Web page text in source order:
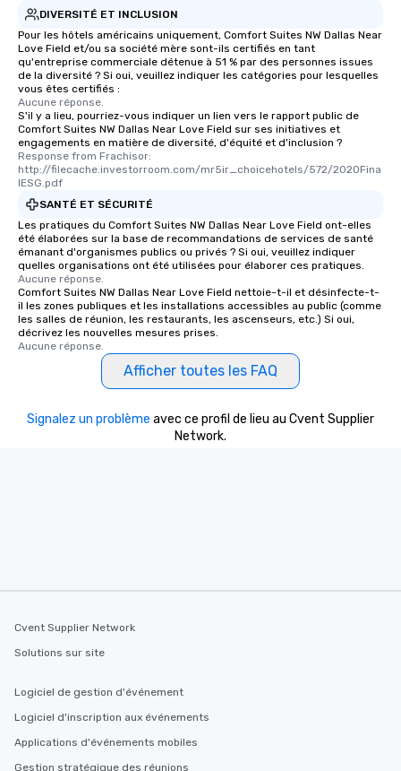
DIVERSITÉ ET INCLUSION
Pour les hôtels américains uniquement, Comfort Suites NW Dallas Near
Love Field et/ou sa société mère sont-ils certifiés en tant
qu'entreprise commerciale détenue à 51 % par des personnes issues
de la diversité ? Si oui, veuillez indiquer les catégories pour lesquelles
vous êtes certifiés :
Aucune réponse.
S'il y a lieu, pourriez-vous indiquer un lien vers le rapport public de
Comfort Suites NW Dallas Near Love Field sur ses initiatives et
engagements en matière de diversité, d'équité et d'inclusion ?
Response from Frachisor:
http://filecache.investorroom.com/mr5ir_choicehotels/572/2020Fina
lESG.pdf
SANTÉ ET SÉCURITÉ
Les pratiques du Comfort Suites NW Dallas Near Love Field ont-elles
été élaborées sur la base de recommandations de services de santé
émanant d'organismes publics ou privés ? Si oui, veuillez indiquer
quelles organisations ont été utilisées pour élaborer ces pratiques.
Aucune réponse.
Comfort Suites NW Dallas Near Love Field nettoie-t-il et désinfecte-t-
il les zones publiques et les installations accessibles au public (comme
les salles de réunion, les restaurants, les ascenseurs, etc.) Si oui,
décrivez les nouvelles mesures prises.
Aucune réponse.
Afficher toutes les FAQ
Signalez un problème avec ce profil de lieu au Cvent Supplier
Network.
Cvent Supplier Network
Solutions sur site
Logiciel de gestion d'événement
Logiciel d'inscription aux événements
Applications d'événements mobiles
Gestion stratégique des réunions